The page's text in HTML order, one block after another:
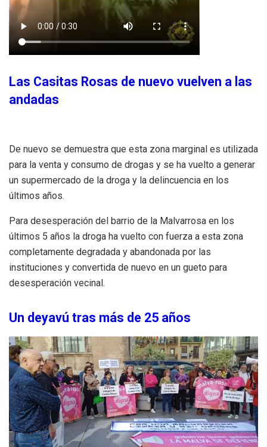
Las Casitas Rosas de nuevo vuelven a las
andadas
De nuevo se demuestra que esta zona marginal es utilizada
para la venta y consumo de drogas y se ha vuelto a generar
un supermercado de la droga y la delincuencia en los
últimos años.
Para desesperación del barrio de la Malvarrosa en los
últimos 5 años la droga ha vuelto con fuerza a esta zona
completamente degradada y abandonada por las
instituciones y convertida de nuevo en un gueto para
desesperación vecinal.
Un deyavú tras más de 25 años